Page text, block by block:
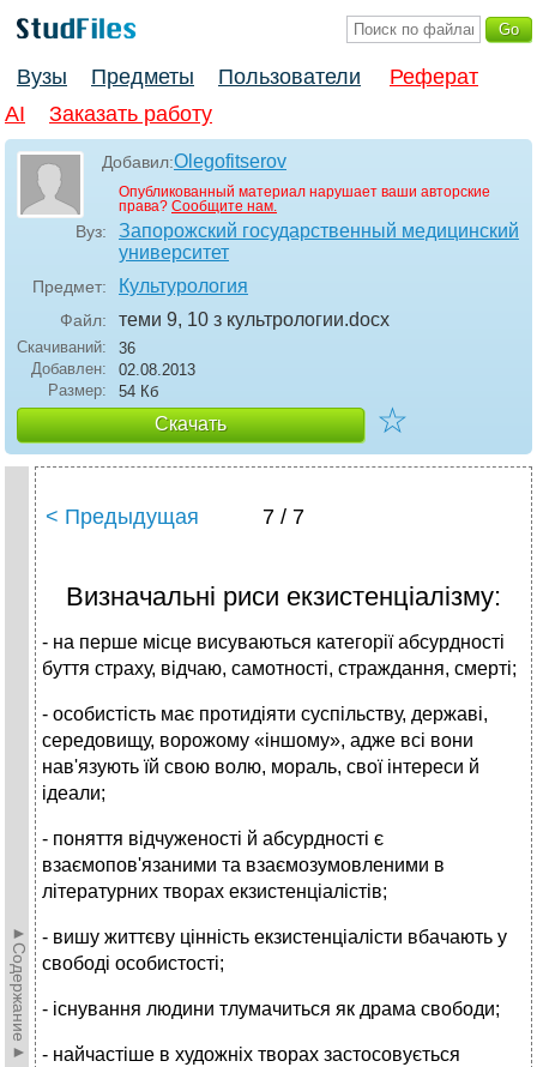
Вузы Предметы Пользователи
Реферат
AI
Заказать работу
Добавил:Olegofitserov
Опубликованный материал нарушает ваши авторские
права? Сообщите нам.
Вуз:
Запорожский государственный медицинский
университет
Предмет: Культурология
Файл: теми 9, 10 з культрологии.docx
Скачиваний:
36
Добавлен:
02.08.2013
Размер:
54 Кб
Скачать ☆
►Содержание►
< Предыдущая 7 / 7
Визначальні риси екзистенціалізму:
- на перше місце висуваються категорії абсурдності
буття страху, відчаю, самотності, страждання, смерті;
- особистість має протидіяти суспільству, державі,
середовищу, ворожому «іншому», адже всі вони
нав'язують їй свою волю, мораль, свої інтереси й
ідеали;
- поняття відчуженості й абсурдності є
взаємопов'язаними та взаємозумовленими в
літературних творах екзистенціалістів;
- вишу життєву цінність екзистенціалісти вбачають у
свободі особистості;
- існування людини тлумачиться як драма свободи;
- найчастіше в художніх творах застосовується